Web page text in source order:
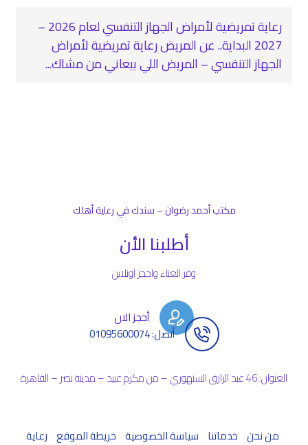
رعاية تمريضية لأمراض الجهاز التنفسي لعام 2026 –
2027 البداية.. عن المريض رعاية تمريضية لأمراض
الجهاز التنفسي – المريض اللي بيعاني من مشاك...
مكتب أحمد رضوان – سندك في رعاية أهلك
أطلبنا الأن
وفر العناء واحجز اونلاين
أحجز الان
أتصل: 01095600074
العنوان: 46 عبد الرازق السنهوري – من مكرم عبيد – مدينة نصر – القاهرة
من نحن خدماتنا سياسة الخصوصية خريطة الموقع رعاية